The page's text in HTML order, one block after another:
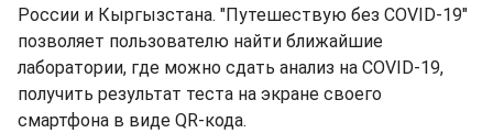
России и Кыргызстана. "Путешествую без COVID-19"
позволяет пользователю найти ближайшие
лаборатории, где можно сдать анализ на COVID-19,
получить результат теста на экране своего
смартфона в виде QR-кода.